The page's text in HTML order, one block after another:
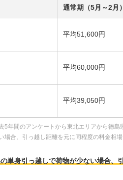
通常期（5月～2月）
平均51,600円
平均60,000円
平均39,050円
5年間のアンケートから東北エリアから徳島
場合、引っ越し距離を元に同程度の料金相場
単身引っ越しで荷物が少ない場合